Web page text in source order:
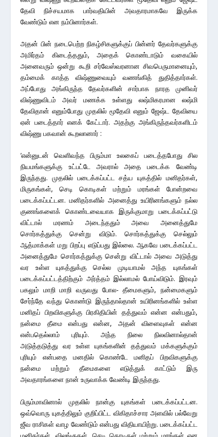
தேவி நிச்சயமாக பார்வதியின் அவதாரமாகவே இருக்க
வேண்டும் என நம்பினார்கள்.
அதன் பின் நடைபெற்ற நிகழ்சிகளுக்குப் பின்னர் தேவர்களுக்கு
அமிர்தம் கிடைத்ததும், அதைக் கொண்டாடும் வகையில்
அனைவரும் ஒன்று கூறி சர்வேஸ்வரனான சிவபெருமானையும்,
தம்மைக் காத்த விஷ்ணுவையும் வணங்கித் துதித்தார்கள்.
அப்போது அங்கிருந்த தேவர்களின் சார்பாக நாரத முனிவர்
விஷ்ணுவிடம் அவர் மணக்க உள்ளது லஷ்மிகரமான லஷ்மி
தேவிதான் எனும்போது முதலில் மூதேவி எனும் ஜேஷ்ட தேவியை
ஏன் படைத்தார் எனக் கேட்டார். அதற்கு அங்கிருந்தவர்களிடம்
விஷ்ணு பகவான் கூறலானார் :
‘என்னுடன் வெளிவந்த பிரும்மா உலகைப் படைத்தபோது சில
நியமங்களுக்கு உட்பட்டே அவரால் அதை படைக்க வேண்டி
இருந்தது. முதலில் படைக்கப்பட்ட சத்ய யுகத்தில் மனிதர்கள்,
மிருகங்கள், செடி கொடிகள் மற்றும் மரங்கள் போன்றவை
படைக்கப்பட்டன. மனிதர்களில் அனைத்து உயிரினங்களும் நல்ல
குணங்களைக் கொண்டவையாக இருக்குமாறு படைக்கப்பட்டு
விட்டால் மரணம் அடைந்ததும் அவை அனைத்துமே
சொர்கத்துக்கு சென்று விடும். சொர்கத்துக்கு செல்லும்
ஆத்மாக்கள் மறு பிறப்பு எடுப்பது இல்லை. ஆகவே படைக்கப்பட்ட
அனைத்துமே சொர்கத்துக்கு சென்று விட்டால் அவை அடுத்து
வர உள்ள யுகத்துக்கு செல்ல முடியாமல் அந்த யுகங்கள்
படைக்கப்பட்டத்திற்கும் அர்த்தம் இல்லாமல் போய்விடும். இரவும்
பகலும் மாறி மாறி வருவது போல- தீமைகளும், நன்மைகளும்
சேர்ந்தே வந்து கொண்டு இருந்தால்தான் உயிரினங்களில் உள்ள
மனிதப் பிறவிகளுக்கு பிரகிதியின் தத்துவம் என்ன என்பதும்,
நன்மை தீமை என்பது என்ன, அதன் விளைவுகள் என்ன
என்பதெல்லாம் புரியும். அந்த நிலை நிலவினால்தான்
அடுத்தடுத்து வர உள்ள யுகங்களின் தத்துவம் மக்களுக்கும்
புரியும் என்பதை மனதில் கொண்டே மனிதப் பிறவிகளுக்கு
நன்மை மற்றும் தீமைகளை எடுத்துக் காட்டும் இரு
அவதாரங்களை நான் உருவாக்க வேண்டி இருந்தது.
பிரும்மாவினால் முதலில் நான்கு யுகங்கள் படைக்கப்பட்டன.
ஒவ்வொரு யுகத்திலும் குறிப்பிட்ட விகிதாச்சார அளவில் பல்வேறு
ஜீவ ராசிகள் வாழ வேண்டும் என்பது விதியாயிற்று. படைக்கப்பட்ட